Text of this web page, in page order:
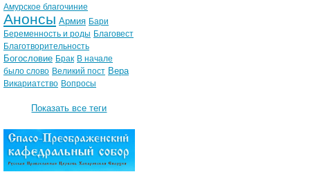
Амурское благочиние
Анонсы Армия Бари
Беременность и роды Благовест
Благотворительность
Богословие Брак В начале
было слово Великий пост Вера
Викариатство Вопросы
Показать все теги